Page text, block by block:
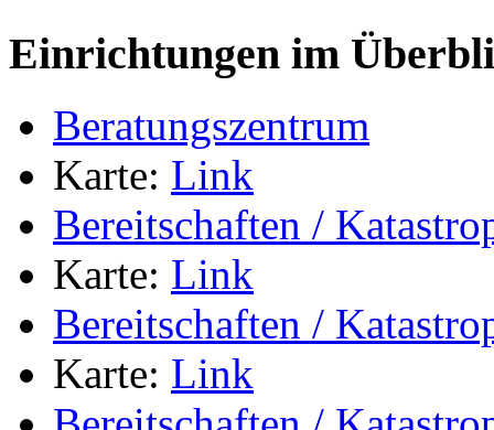
Einrichtungen im
Beratungszentrum
Karte: Link
Bereitschaften /
Karte: Link
Bereitschaften /
Karte: Link